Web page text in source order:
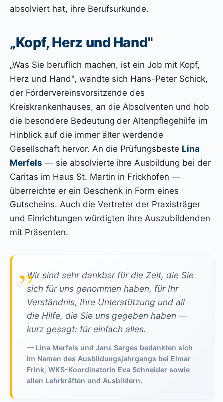
absolviert hat, ihre Berufsurkunde.
„Kopf, Herz und Hand"
„Was Sie beruflich machen, ist ein Job mit Kopf,
Herz und Hand", wandte sich Hans-Peter Schick,
der Fördervereinsvorsitzende des
Kreiskrankenhauses, an die Absolventen und hob
die besondere Bedeutung der Altenpflegehilfe im
Hinblick auf die immer älter werdende
Gesellschaft hervor. An die Prüfungsbeste Lina
Merfels — sie absolvierte ihre Ausbildung bei der
Caritas im Haus St. Martin in Frickhofen —
überreichte er ein Geschenk in Form eines
Gutscheins. Auch die Vertreter der Praxisträger
und Einrichtungen würdigten ihre Auszubildenden
mit Präsenten.
Wir sind sehr dankbar für die Zeit, die Sie
sich für uns genommen haben, für Ihr
Verständnis, Ihre Unterstützung und all
die Hilfe, die Sie uns gegeben haben —
kurz gesagt: für einfach alles.
— Lina Merfels und Jana Sarges bedankten sich
im Namen des Ausbildungsjahrgangs bei Elmar
Frink, WKS-Koordinatorin Eva Schneider sowie
allen Lehrkräften und Ausbildern.